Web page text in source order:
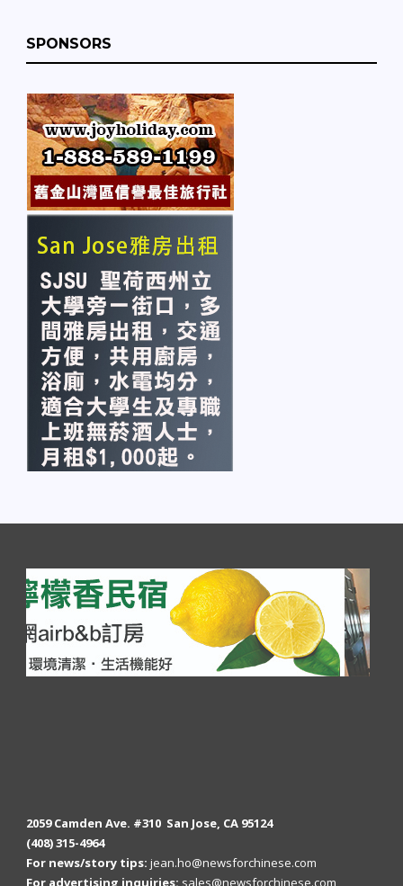
SPONSORS
2059 Camden Ave. #310 San Jose, CA 95124
(408) 315-4964
For news/story tips: jean.ho@newsforchinese.com
For advertising inquiries: sales@newsforchinese.com